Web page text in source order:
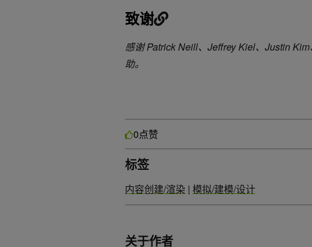
致谢
感谢 Patrick Neill、Jeffrey Kiel、Justin
助。
0点赞
标签
内容创建/渲染 | 模拟/建模/设计
关于作者